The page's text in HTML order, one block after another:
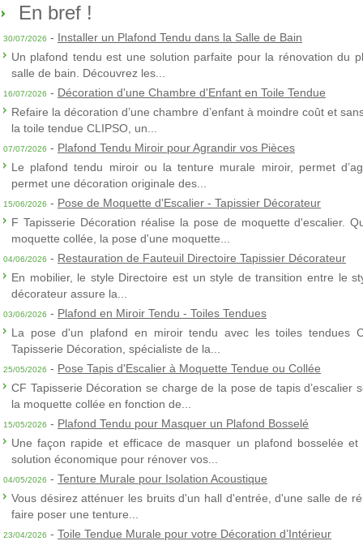
En bref !
30/07/2026 - Installer un Plafond Tendu dans la Salle de Bain
Un plafond tendu est une solution parfaite pour la rénovation du
salle de bain. Découvrez les...
16/07/2026 - Décoration d'une Chambre d'Enfant en Toile Tendue
Refaire la décoration d’une chambre d’enfant à moindre coût et
la toile tendue CLIPSO, un...
07/07/2026 - Plafond Tendu Miroir pour Agrandir vos Pièces
Le plafond tendu miroir ou la tenture murale miroir, permet
permet une décoration originale des...
15/06/2026 - Pose de Moquette d'Escalier - Tapissier Décorateur
F Tapisserie Décoration réalise la pose de moquette d'escalier.
moquette collée, la pose d'une moquette...
04/06/2026 - Restauration de Fauteuil Directoire Tapissier Décorateur
En mobilier, le style Directoire est un style de transition entre le
décorateur assure la...
03/06/2026 - Plafond en Miroir Tendu - Toiles Tendues
La pose d'un plafond en miroir tendu avec les toiles tendues
Tapisserie Décoration, spécialiste de la...
25/05/2026 - Pose Tapis d'Escalier à Moquette Tendue ou Collée
CF Tapisserie Décoration se charge de la pose de tapis
la moquette collée en fonction de...
15/05/2026 - Plafond Tendu pour Masquer un Plafond Bosselé
Une façon rapide et efficace de masquer un plafond bosselée
solution économique pour rénover vos...
04/05/2026 - Tenture Murale pour Isolation Acoustique
Vous désirez atténuer les bruits d'un hall d'entrée, d'une salle de
faire poser une tenture...
23/04/2026 - Toile Tendue Murale pour votre Décoration d’Intérieur